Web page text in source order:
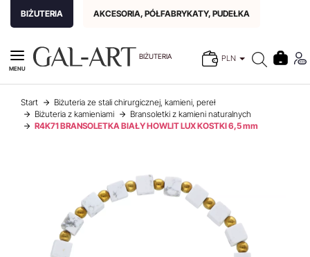
BIŻUTERIA AKCESORIA, PÓŁFABRYKATY, PUDEŁKA
BIŻUTERIA PLN
MENU
Start
Biżuteria ze stali chirurgicznej, kamieni, pereł
Biżuteria z kamieniami
Bransoletki z kamieni naturalnych
R4K71 BRANSOLETKA BIAŁY HOWLIT LUX KOSTKI 6,5 mm